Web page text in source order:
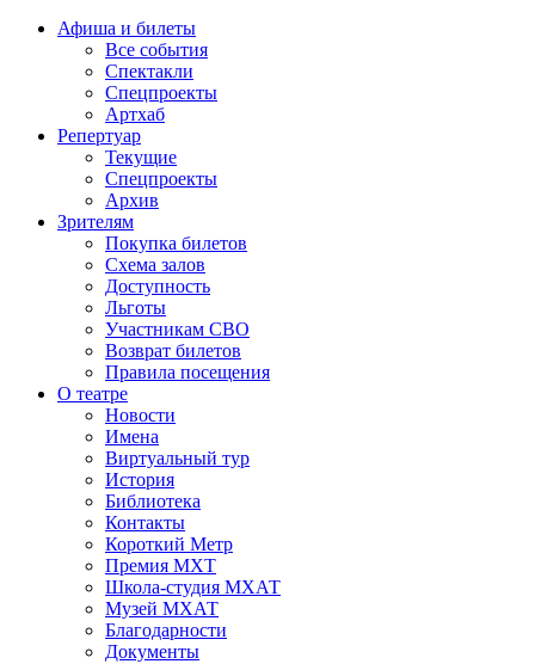
Афиша и билеты
Все события
Спектакли
Спецпроекты
Артхаб
Репертуар
Текущие
Спецпроекты
Архив
Зрителям
Покупка билетов
Схема залов
Доступность
Льготы
Участникам СВО
Возврат билетов
Правила посещения
О театре
Новости
Имена
Виртуальный тур
История
Библиотека
Контакты
Короткий Метр
Премия МХТ
Школа-студия МХАТ
Музей МХАТ
Благодарности
Документы